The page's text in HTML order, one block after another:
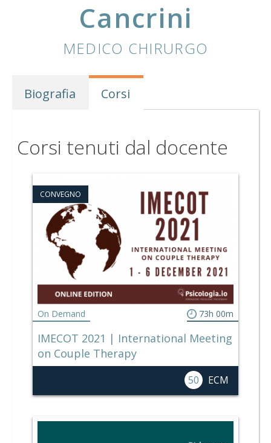
Cancrini
MEDICO CHIRURGO
Biografia Corsi
Corsi tenuti dal docente
CONVEGNO
On Demand 73h 00m
IMECOT 2021 | International Meeting
on Couple Therapy
50 ECM